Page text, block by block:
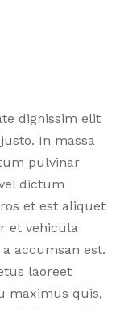
dignissim elit
In massa
pulvinar
dictum
et est aliquet
et vehicula
accumsan est.
laoreet
maximus quis,